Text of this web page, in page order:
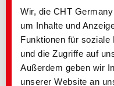
Wir, die CHT
um Inhalte und
Funktionen für soziale
und die Zugriffe auf
Außerdem geben wir
unserer Website an